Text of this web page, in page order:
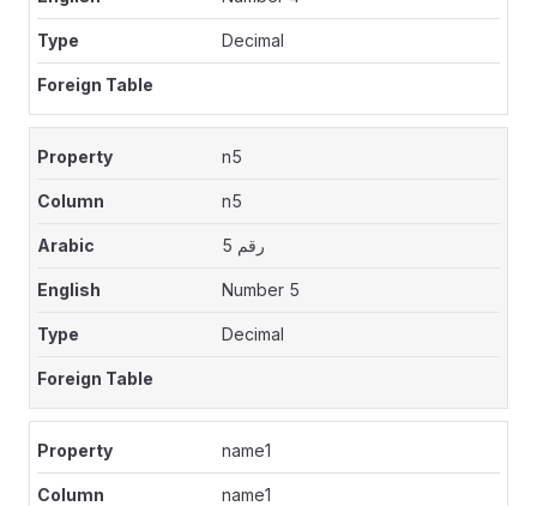
Decimal
n5
n5
رقم 5
Number 5
Decimal
name1
name1